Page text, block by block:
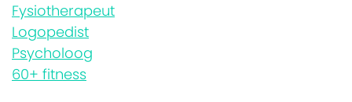
Fysiotherapeut
Logopedist
Psycholoog
60+ fitness